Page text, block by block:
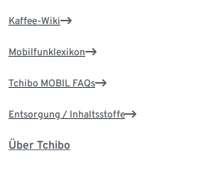
Kaffee-Wiki
Mobilfunklexikon
Tchibo MOBIL FAQs
Entsorgung / Inhaltsstoffe
Über Tchibo